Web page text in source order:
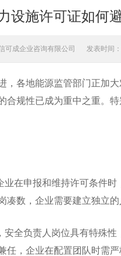
设施许可证如何
可成企业咨询有限公司 发表时间
各地能源监管部门正加大
合规性已成为重中之重。
申报和维持许可条件时
数，企业需要建立独立的
负责人岗位具有特殊性
，企业在配置团队时需严